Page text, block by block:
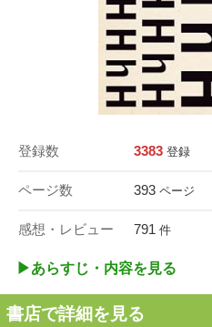
登録数 3383 登録
ページ数 393 ページ
感想・レビュー 791 件
▶︎あらすじ・内容を見る
書店で詳細を見る